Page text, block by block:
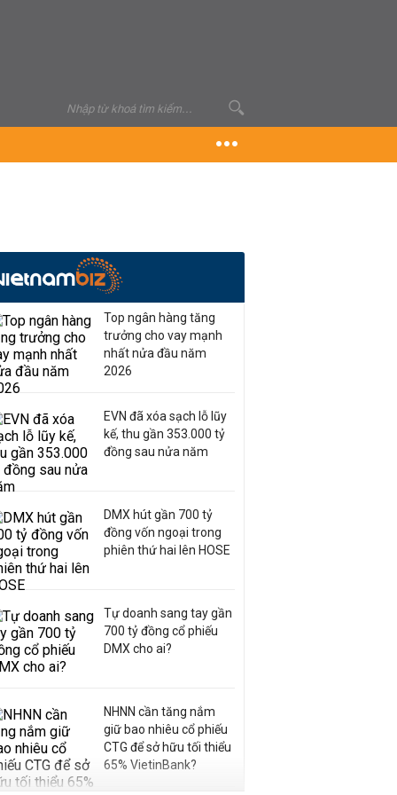
Top ngân hàng tăng
trưởng cho vay mạnh
nhất nửa đầu năm
2026
EVN đã xóa sạch lỗ lũy
kế, thu gần 353.000 tỷ
đồng sau nửa năm
DMX hút gần 700 tỷ
đồng vốn ngoại trong
phiên thứ hai lên HOSE
Tự doanh sang tay gần
700 tỷ đồng cổ phiếu
DMX cho ai?
NHNN cần tăng nắm
giữ bao nhiêu cổ phiếu
CTG để sở hữu tối thiểu
65% VietinBank?